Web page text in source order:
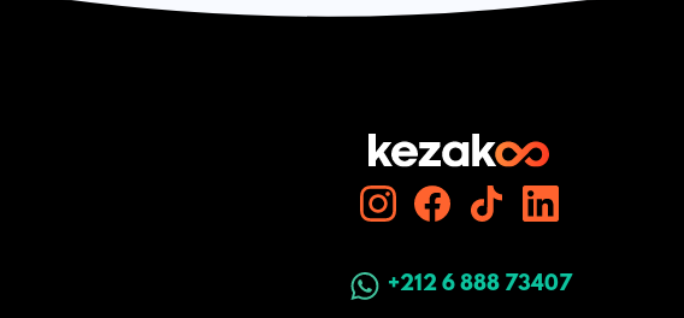
+212 6 888 73407